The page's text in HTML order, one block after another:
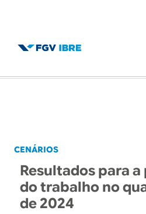
B
g
o
á
CENÁRIOS
Resultados para
do trabalho no
de 2024